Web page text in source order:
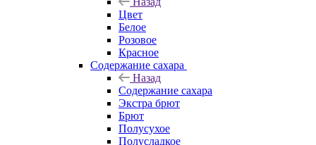
Цвет
Белое
Розовое
Красное
Содержание сахара
Назад
Содержание сахара
Экстра брют
Брют
Полусухое
Полусладкое